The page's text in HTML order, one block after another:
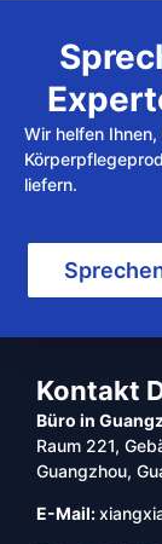
Wir helfen
liefern.
Kontakt
Büro in
Raum 221,
Guangzhou,
E-Mail: